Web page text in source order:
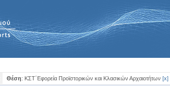
Θέση: ΚΣΤ΄Εφορεία Προϊστορικών και Κλασικών Αρχαιοτήτων [x]